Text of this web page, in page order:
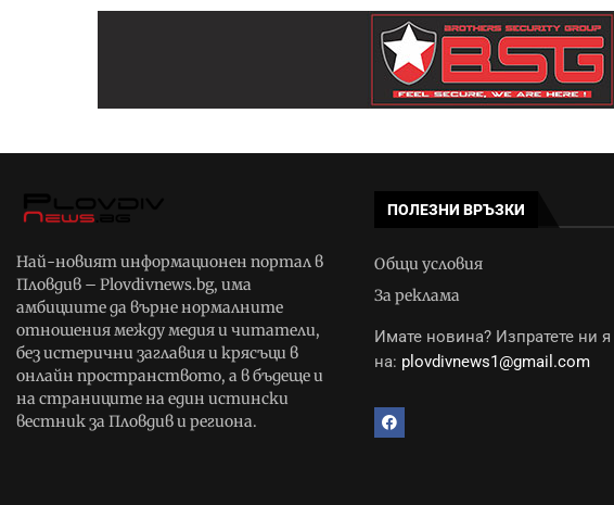
Най-новият информационен портал в
Пловдив – Plovdivnews.bg, има
амбициите да върне нормалните
отношения между медия и читатели,
без истерични заглавия и крясъци в
онлайн пространството, а в бъдеще и
на страниците на един истински
вестник за Пловдив и региона.
ПОЛЕЗНИ ВРЪЗКИ
Общи условия
За реклама
Имате новина? Изпратете ни я
на: plovdivnews1@gmail.com